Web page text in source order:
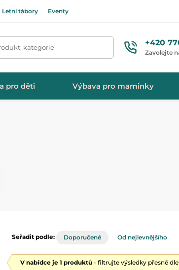
Letní tábory Eventy
kategorie +420
Zavolejte
pro děti Výbava pro maminky
Seřadit podle: Doporučené Od nejlevnějšího
V nabídce je 1 produktů - filtrujte výsledky přesně